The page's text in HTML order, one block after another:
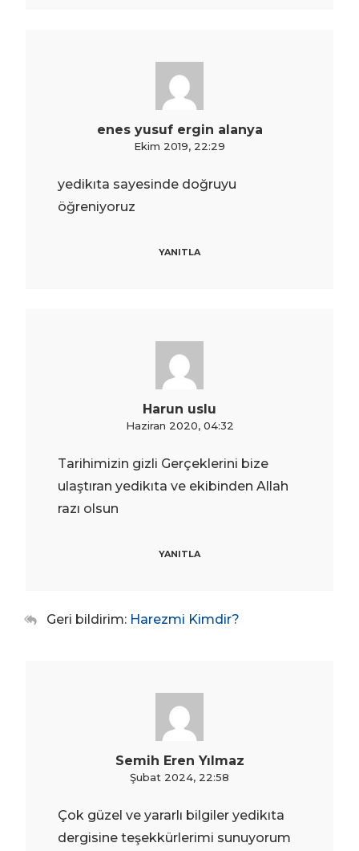
enes yusuf ergin alanya
Ekim 2019, 22:29
yedikıta sayesinde doğruyu
öğreniyoruz
YANITLA
Harun uslu
Haziran 2020, 04:32
Tarihimizin gizli Gerçeklerini bize
ulaştıran yedikıta ve ekibinden Allah
razı olsun
YANITLA
Geri bildirim: Harezmi Kimdir?
Semih Eren Yılmaz
Şubat 2024, 22:58
Çok güzel ve yararlı bilgiler yedikıta
dergisine teşekkürlerimi sunuyorum